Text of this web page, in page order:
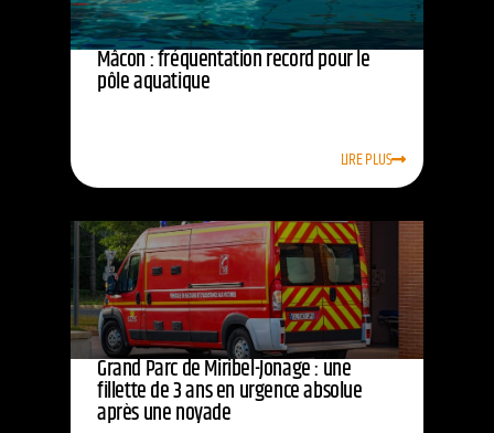
Mâcon : fréquentation record pour le
pôle aquatique
LIRE PLUS
Grand Parc de Miribel-Jonage : une
fillette de 3 ans en urgence absolue
après une noyade